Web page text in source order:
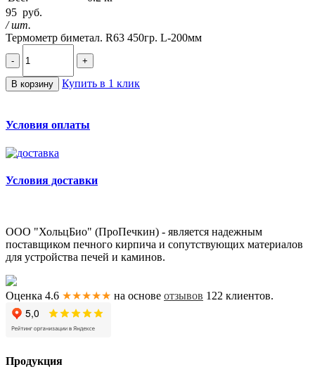
95 руб.
/ шт.
Термометр биметал. R63 450гр. L-200мм
- +
В корзину Купить в 1 клик
Условия оплаты
Условия доставки
ООО "ХольцБио" (ПроПечкин) - является надежным
поставщиком печного кирпича и сопутствующих материалов
для устройства печей и каминов.
Оценка 4.6 ★★★★★ на основе отзывов 122 клиентов.
Продукция